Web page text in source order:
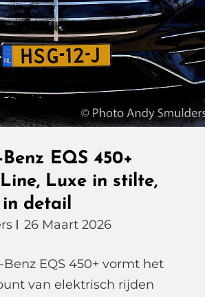
GLC
Waar
Iedereen
Heeft
Gewacht
EQS 450+
Luxe in stilte,
detail
26 Maart 2026
Benz EQS 450+ vormt het
van elektrisch rijden